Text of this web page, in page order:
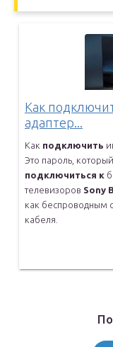
Как
адаптер...
Как подключить
Это пароль,
подключиться к
телевизоров Sony
как беспроводным
кабеля.